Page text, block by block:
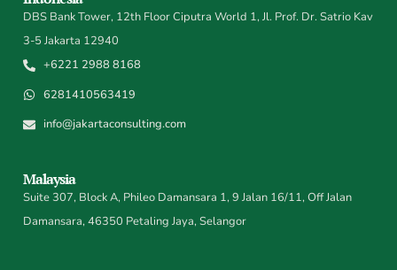
DBS Bank Tower, 12th Floor Ciputra World 1, Jl. Prof. Dr. Satrio Kav
3-5 Jakarta 12940
+6221 2988 8168
6281410563419
info@jakartaconsulting.com
Malaysia
Suite 307, Block A, Phileo Damansara 1, 9 Jalan 16/11, Off Jalan
Damansara, 46350 Petaling Jaya, Selangor